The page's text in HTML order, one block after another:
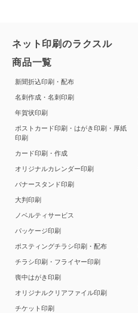
ネット印刷のラクスル
商品一覧
新聞折込印刷・配布
名刺作成・名刺印刷
年賀状印刷
ポストカード印刷・はがき印刷・厚紙
印刷
カード印刷・作成
オリジナルカレンダー印刷
バナースタンド印刷
大判印刷
ノベルティサービス
パッケージ印刷
ポスティングチラシ印刷・配布
チラシ印刷・フライヤー印刷
喪中はがき印刷
オリジナルクリアファイル印刷
チケット印刷